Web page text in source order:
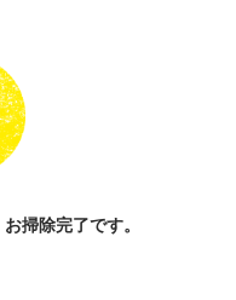
お掃除完了です。